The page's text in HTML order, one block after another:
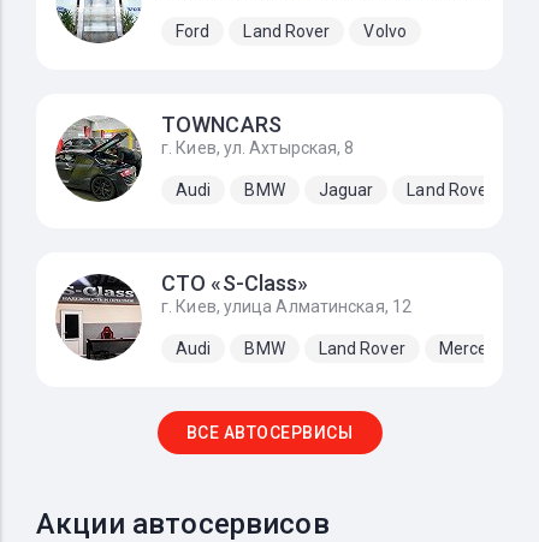
Ford Land Rover Volvo
TOWNCARS
г. Киев, ул. Ахтырская, 8
Audi BMW Jaguar Land Rover
СТО «S-Class»
г. Киев, улица Алматинская, 12
Audi BMW Land Rover Mercedes-
ВСЕ АВТОСЕРВИСЫ
Акции автосервисов